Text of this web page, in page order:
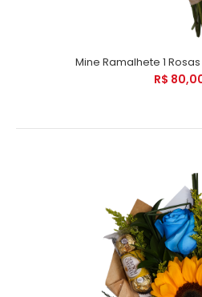
Mine Ramalhete 1
R$